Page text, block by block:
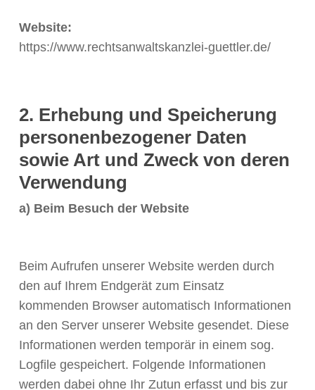
Website:
https://www.rechtsanwaltskanzlei-guettler.de/
2. Erhebung und Speicherung
personenbezogener Daten
sowie Art und Zweck von deren
Verwendung
a) Beim Besuch der Website
Beim Aufrufen unserer Website werden durch
den auf Ihrem Endgerät zum Einsatz
kommenden Browser automatisch Informationen
an den Server unserer Website gesendet. Diese
Informationen werden temporär in einem sog.
Logfile gespeichert. Folgende Informationen
werden dabei ohne Ihr Zutun erfasst und bis zur